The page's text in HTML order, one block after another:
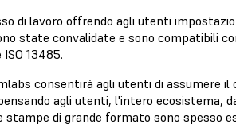
di lavoro offrendo agli utenti
state convalidate e sono compatibili
13485.
consentirà agli utenti di assumere il
agli utenti, l'intero ecosistema,
di grande formato sono spesso